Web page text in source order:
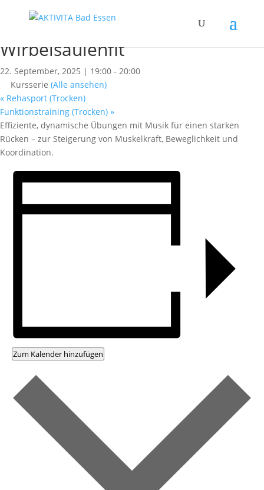
« Alle Kurse
Wirbelsäulenfit
22. September, 2025 | 19:00 - 20:00
Kursserie (Alle ansehen)
« Rehasport (Trocken)
Funktionstraining (Trocken) »
Effiziente, dynamische Übungen mit Musik für einen starken
Rücken – zur Steigerung von Muskelkraft, Beweglichkeit und
Koordination.
Zum Kalender hinzufügen